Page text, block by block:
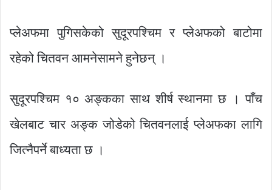
प्लेअफमा पुगिसकेको सुदूरपश्चिम र प्लेअफको बाटोमा
रहेको चितवन आमनेसामने हुनेछन् ।
सुदूरपश्चिम १० अङ्कका साथ शीर्ष स्थानमा छ । पाँच
खेलबाट चार अङ्क जोडेको चितवनलाई प्लेअफका लागि
जित्नैपर्ने बाध्यता छ ।